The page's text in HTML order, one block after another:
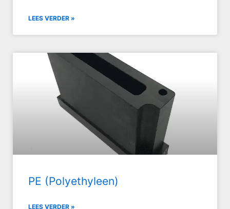
LEES VERDER »
PE (Polyethyleen)
LEES VERDER »